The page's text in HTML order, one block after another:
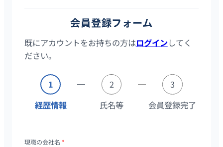
会員登録フォーム
既にアカウントをお持ちの方はログインしてく
ださい。
1
経歴情報
2
氏名等
3
会員登録完了
現職の会社名 *